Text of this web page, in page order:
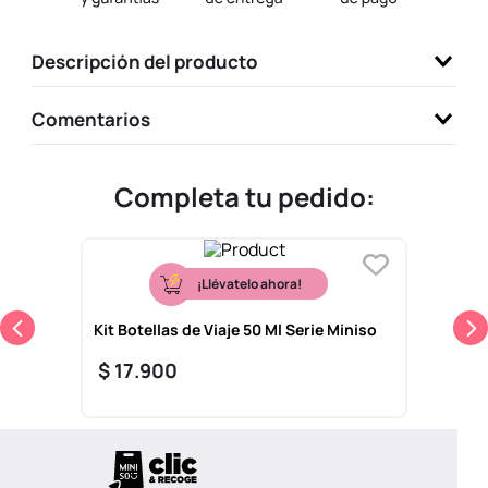
Descripción del producto
Comentarios
Completa tu pedido:
¡Llévatelo ahora!
Kit Botellas de Viaje 50 Ml Serie Miniso
$ 17.900
10. llaveros